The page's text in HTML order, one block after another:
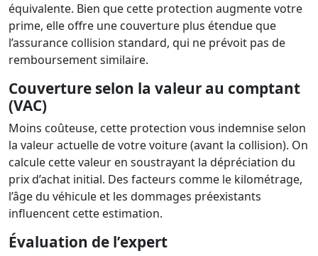
équivalente. Bien que cette protection augmente votre
prime, elle offre une couverture plus étendue que
l’assurance collision standard, qui ne prévoit pas de
remboursement similaire.
Couverture selon la valeur au comptant
(VAC)
Moins coûteuse, cette protection vous indemnise selon
la valeur actuelle de votre voiture (avant la collision). On
calcule cette valeur en soustrayant la dépréciation du
prix d’achat initial. Des facteurs comme le kilométrage,
l’âge du véhicule et les dommages préexistants
influencent cette estimation.
Évaluation de l’expert